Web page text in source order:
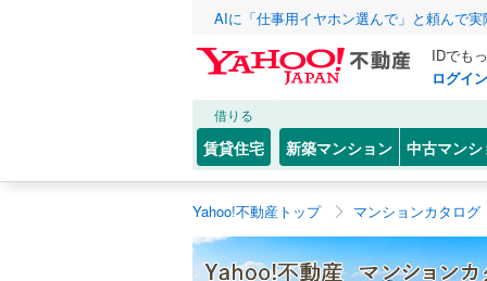
AIに「仕事用イヤホン選んで」と頼んで
IDでも
ログイン
借りる
賃貸住宅 新築マンション 中古マンシ
Yahoo!不動産トップ マンションカタログ